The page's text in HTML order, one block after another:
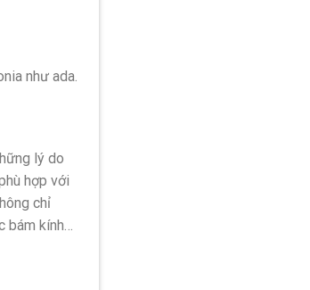
như ada.
lý do
hợp với
chỉ
bám kính…